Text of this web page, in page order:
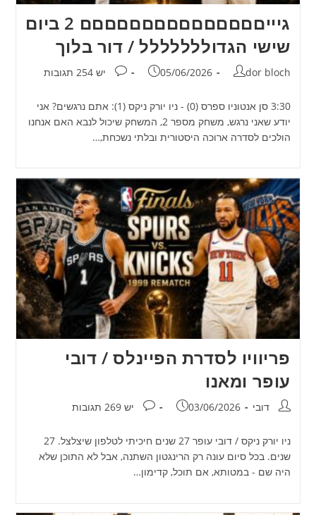
גיייםםםםםםםםםםםםםםם 2 ביום
שישי הגדוללללללל / דור בלוך
מחבר:
dor bloch פורסם:
05/06/2026 תגובות:
יש 254 תגובות
3:30 סן אנטוניו ספרס (0) - ניו יורק ניקס (1): אתם נרגשים? אני
יודע שאני נרגש, משחק מספר 2, המשחק שיכול לנבא האם אנחנו
הולכים לסדרה ארוכה היסטורית ובלתי נשכחת,…
פריוויו לסדרת הפיינלס / דובי
עופר ומאנו
מחבר:דובי פורסם:
03/06/2026 תגובות:
יש 269 תגובות
ניו יורק ניקס / דובי עופר 27 שנים חיכיתי לטלפון שיצלצל. 27
שנים. בכל סיום עונה רק הרינגטון השתנה, אבל לא התוכן שלא
היה שם - במטותא, אם תוכל, קדימון…